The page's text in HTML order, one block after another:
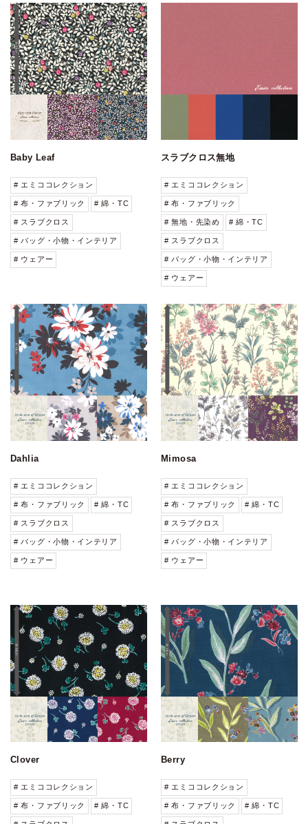
Baby Leaf
# エミココレクション
# 布・ファブリック # 綿・TC
# スラブクロス
# バッグ・小物・インテリア
# ウェアー
スラブクロス無地
# エミココレクション
# 布・ファブリック
# 無地・先染め # 綿・TC
# スラブクロス
# バッグ・小物・インテリア
# ウェアー
Dahlia
# エミココレクション
# 布・ファブリック # 綿・TC
# スラブクロス
# バッグ・小物・インテリア
# ウェアー
Mimosa
# エミココレクション
# 布・ファブリック # 綿・TC
# スラブクロス
# バッグ・小物・インテリア
# ウェアー
Clover
# エミココレクション
# 布・ファブリック # 綿・TC
Berry
# エミココレクション
# 布・ファブリック # 綿・TC